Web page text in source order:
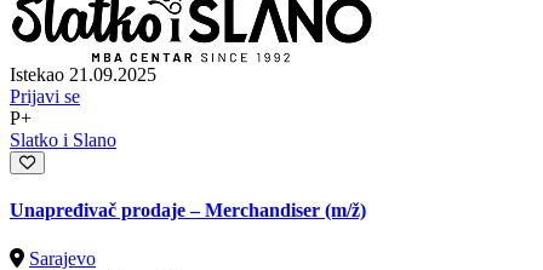
Istekao 21.09.2025
Prijavi se
P+
Slatko i Slano
Unapređivač prodaje – Merchandiser (m/ž)
Sarajevo